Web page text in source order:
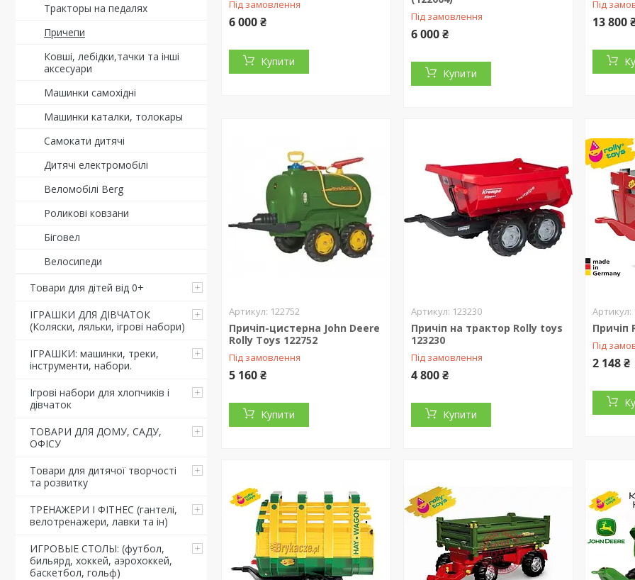
Тракторы на педалях
Причепи
Ковші, лебідки,тачки та інші
аксесуари
Машинки самохідні
Машинки каталки, толокары
Самокати дитячі
Дитячі електромобілі
Веломобілі Berg
Роликові ковзани
Біговел
Велосипеди
Товари для дітей від 0+
ІГРАШКИ ДЛЯ ДІВЧАТОК
(Коляски, ляльки, ігрові набори)
ІГРАШКИ: машинки, треки,
інструменти, набори.
Ігрові набори для хлопчиків і
дівчаток
ТОВАРИ ДЛЯ ДОМУ, САДУ,
ОФІСУ
Товари для дитячої творчості
та розвитку
ТРЕНАЖЕРИ І ФІТНЕС (гантелі,
велотренажери, лавки та ін)
ИГРОВЫЕ СТОЛЫ: (футбол,
бильярд, хоккей, аэрохоккей,
баскетбол, гольф)
Під замовлення
6 000 ₴
Купити
Під замовлення
6 000 ₴
Купити
Під
13 800
122752
Причіп-цистерна John Deere
Rolly Toys 122752
Під замовлення
5 160 ₴
Купити
123230
Причіп на трактор Rolly toys
123230
Під замовлення
4 800 ₴
Купити
Причіп
Під
2 148 ₴